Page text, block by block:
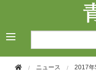
ニュース 2017年